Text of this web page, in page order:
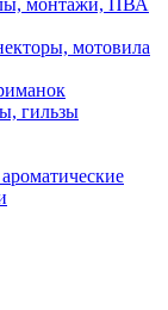
монтажи, ПВА
мотовила
гильзы